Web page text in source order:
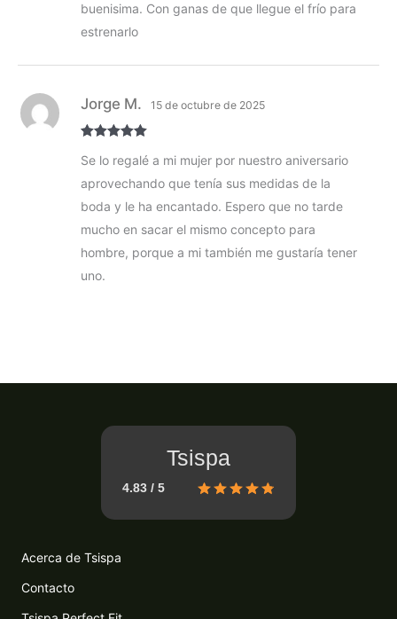
buenisima. Con ganas de que llegue el frío para
estrenarlo
5de 5
Jorge M. 15 de octubre de 2025
Se lo regalé a mi mujer por nuestro aniversario
aprovechando que tenía sus medidas de la
boda y le ha encantado. Espero que no tarde
mucho en sacar el mismo concepto para
hombre, porque a mi también me gustaría tener
uno.
Tsispa
4.83 / 5
Acerca de Tsispa
Contacto